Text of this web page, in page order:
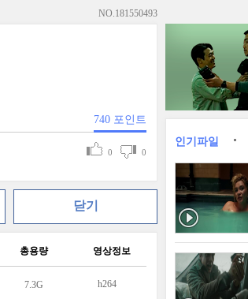
NO.181550493
740 포인트
0 0
닫기
총용량 영상정보
7.3G h264
인기파일